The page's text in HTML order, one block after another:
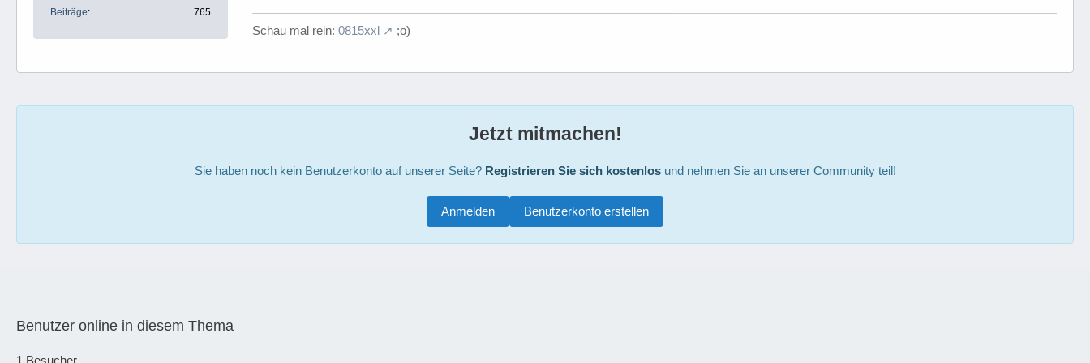
Beiträge 765
Schau mal rein: 0815xxl ;o)
Jetzt mitmachen!
Sie haben noch kein Benutzerkonto auf unserer Seite? Registrieren Sie sich kostenlosund nehmen Sie an unserer Community teil!
Benutzerkonto erstellen
Anmelden
Benutzer online in diesem Thema
1 Besucher